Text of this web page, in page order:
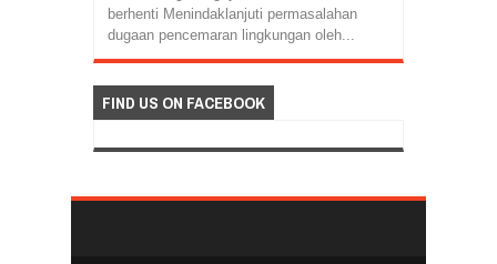
berhenti Menindaklanjuti permasalahan
dugaan pencemaran lingkungan oleh...
FIND US ON FACEBOOK